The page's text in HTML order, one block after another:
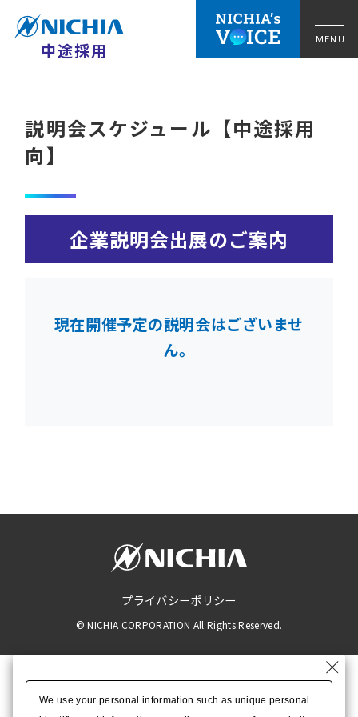
中途採用
説明会スケジュール【中途採用
向】
企業説明会出展のご案内
現在開催予定の説明会はございませ
ん。
プライバシーポリシー
© NICHIA CORPORATION All Rights Reserved.
拠点の暮らし
女性活躍推進プロジェクト
中途採用
We use your personal information such as unique personal